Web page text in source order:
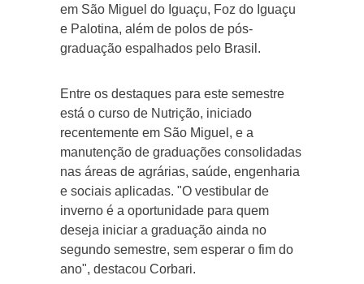
em São Miguel do Iguaçu, Foz do Iguaçu
e Palotina, além de polos de pós-
graduação espalhados pelo Brasil.
Entre os destaques para este semestre
está o curso de Nutrição, iniciado
recentemente em São Miguel, e a
manutenção de graduações consolidadas
nas áreas de agrárias, saúde, engenharia
e sociais aplicadas. "O vestibular de
inverno é a oportunidade para quem
deseja iniciar a graduação ainda no
segundo semestre, sem esperar o fim do
ano", destacou Corbari.